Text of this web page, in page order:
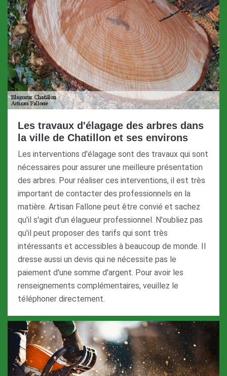
Les travaux d'élagage des arbres dans
la ville de Chatillon et ses environs
Les interventions d'élagage sont des travaux qui sont
nécessaires pour assurer une meilleure présentation
des arbres. Pour réaliser ces interventions, il est très
important de contacter des professionnels en la
matière. Artisan Fallone peut être convié et sachez
qu'il s'agit d'un élagueur professionnel. N'oubliez pas
qu'il peut proposer des tarifs qui sont très
intéressants et accessibles à beaucoup de monde. Il
dresse aussi un devis qui ne nécessite pas le
paiement d'une somme d'argent. Pour avoir les
renseignements complémentaires, veuillez le
téléphoner directement.